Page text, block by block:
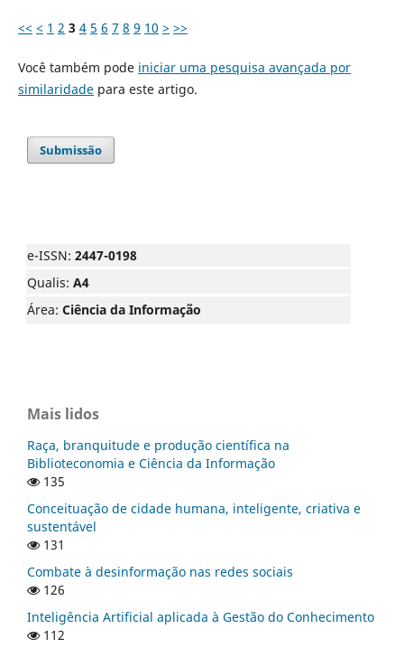
<< < 1 2 3 4 5 6 7 8 9 10 > >>
Você também pode iniciar uma pesquisa avançada por
similaridadepara este artigo.
Submissão
e-ISSN: 2447-0198
Qualis: A4
Área: Ciência da Informação
Mais lidos
Raça, branquitude e produção científica na
Biblioteconomia e Ciência da Informação
135
Conceituação de cidade humana, inteligente, criativa e
sustentável
131
Combate à desinformação nas redes sociais
126
Inteligência Artificial aplicada à Gestão do Conhecimento
112